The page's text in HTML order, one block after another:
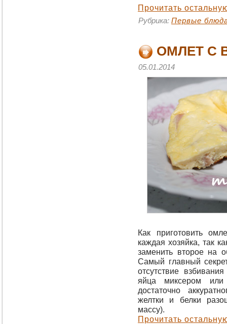
Прочитать
Рубрика: Первые
ОМЛЕТ С
05.01.2014
Как приготовить
каждая хозяйка, так
заменить второе на
Самый главный
отсутствие
яйца миксером
достаточно
желтки и белки
массу).
Прочитать